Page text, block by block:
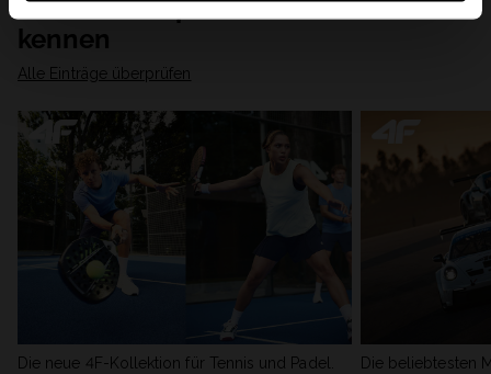
Lernen Sie Sport von Grund auf
kennen
Alle Einträge überprüfen
Die neue 4F-Kollektion für Tennis und Padel.
Die beliebtesten